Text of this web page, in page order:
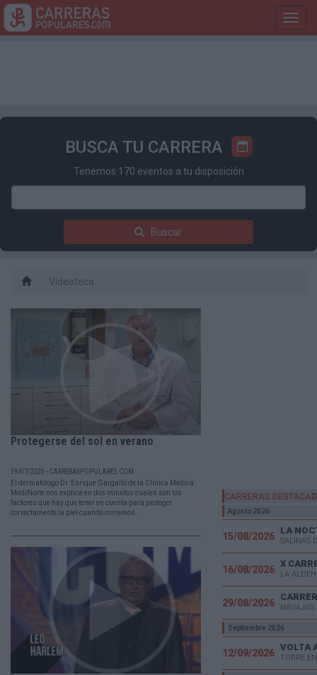
BUSCA TU CARRERA
Tenemos 170 eventos a tu disposición
Buscar
Videoteca
Protegerse del sol en verano
19/07/2020 - CARRERASPOPULARES.COM
El dermatólogo Dr. Enrique Gargallo de la Clínica Médica
MediNorte nos explica en dos minutos cuales son los
factores que hay que tener en cuenta para proteger
correctamente la piel cuando corremos.
CARRERAS
Agosto 2026
15/08/2026
LA
SALINAS
16/08/2026
X
LA
29/08/2026
Septiembre 2026
12/09/2026
VOLTA
TORRE